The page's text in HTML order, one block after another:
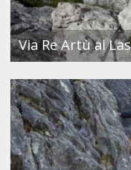
Via Re Artù ai